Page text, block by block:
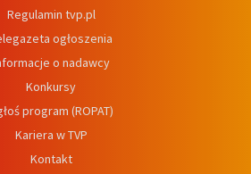
Regulamin tvp.pl
ogłoszenia
o nadawcy
Konkursy
program (ROPAT)
Kariera w TVP
Kontakt